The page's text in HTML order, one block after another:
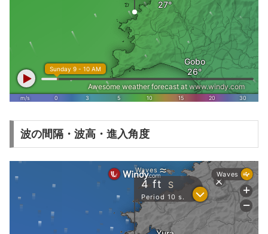
波の間隔・波高・進入角度